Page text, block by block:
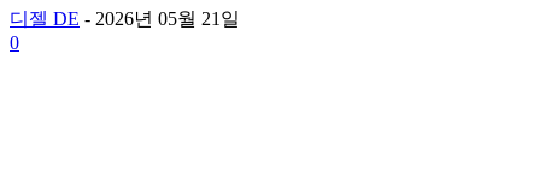
디젤 DE - 2026년 05월 21일
0